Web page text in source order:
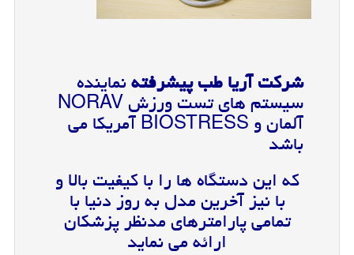
شرکت آریا طب پیشرفتهنماینده
سیستم های تست ورزش NORAV
آلمان و BIOSTRESS آمریکا می
باشد
که این دستگاه ها را با کیفیت بالا و
با نیز آخرین مدل به روز دنیا با
تمامی پارامترهای مدنظر پزشکان
ارائه می نماید